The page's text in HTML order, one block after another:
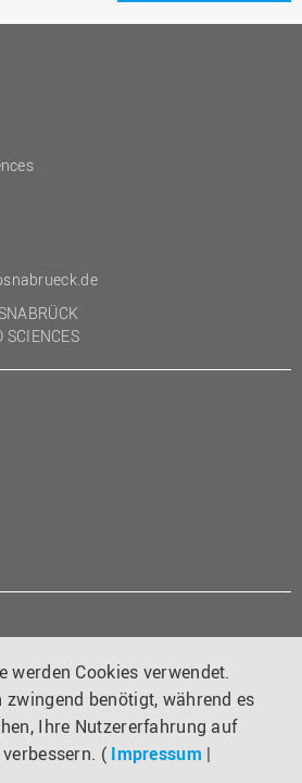
werden Cookies verwendet.
zwingend benötigt, während es
Ihre Nutzererfahrung auf
( Impressum |
SCIENCES
Facebook